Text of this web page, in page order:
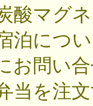
シウ
ては
お問い
する